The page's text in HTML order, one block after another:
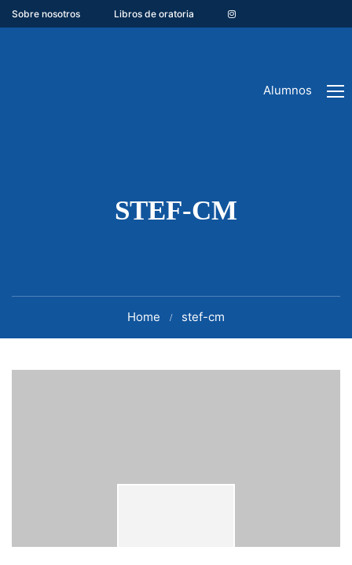
Sobre nosotros Libros de oratoria
Alumnos
STEF-CM
Home stef-cm